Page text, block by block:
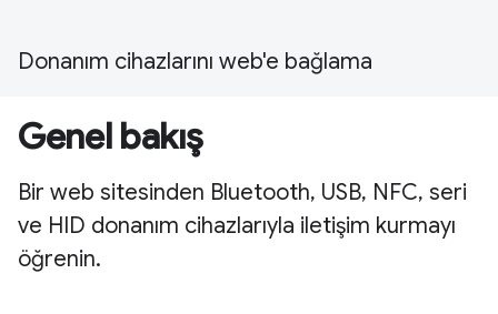
Donanım cihazlarını web'e bağlama
Genel bakış
Bir web sitesinden Bluetooth, USB, NFC, seri
ve HID donanım cihazlarıyla iletişim kurmayı
öğrenin.